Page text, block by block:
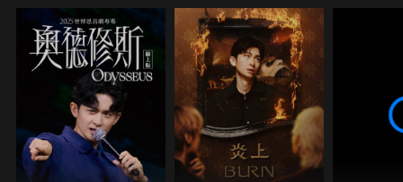
從陰暗幽霾的蛇界森林甦醒吧， 趁此良機，莫再猶
豫，恭請蛇界至尊雙飛寶典！
OSkomodo 還不一起加入蛇教跟著教主一起前進!